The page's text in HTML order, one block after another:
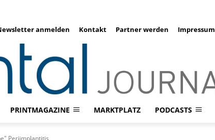
anmelden Kontakt Partner werden Impressum
PRINTMAGAZINE MARKTPLATZ PODCASTS
Periimplantitis